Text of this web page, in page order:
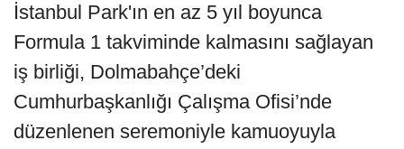
İstanbul Park'ın en az 5 yıl boyunca
Formula 1 takviminde kalmasını sağlayan
iş birliği, Dolmabahçe’deki
Cumhurbaşkanlığı Çalışma Ofisi’nde
düzenlenen seremoniyle kamuoyuyla